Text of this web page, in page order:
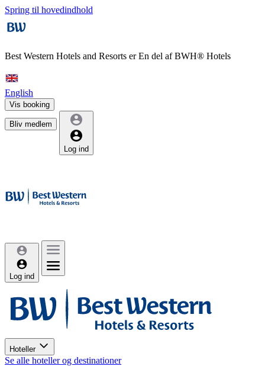
Spring til hovedindhold
Best Western Hotels and Resorts erEn del af BWH® Hotels
English
Vis booking
Bliv medlem
Log ind
Log ind
Hoteller
Se alle hoteller og destinationer